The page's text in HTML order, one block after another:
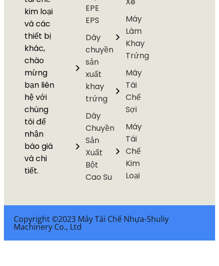
kim loại
và các
thiết bị
khác,
chào
mừng
bạn liên
hệ với
chúng
tôi để
nhận
báo giá
và chi
tiết.
EPE
EPS
Dây
chuyền
sản
xuất
khay
trứng
Dây
Chuyền
Sản
Xuất
Bột
Cao Su
Máy
Làm
Khay
Trứng
Máy
Tái
Chế
Sợi
Máy
Tái
Chế
Kim
Loại
Copyright ©2023 Máy Tái Chế Nhựa-Shuliy
Machinery Co., Ltd